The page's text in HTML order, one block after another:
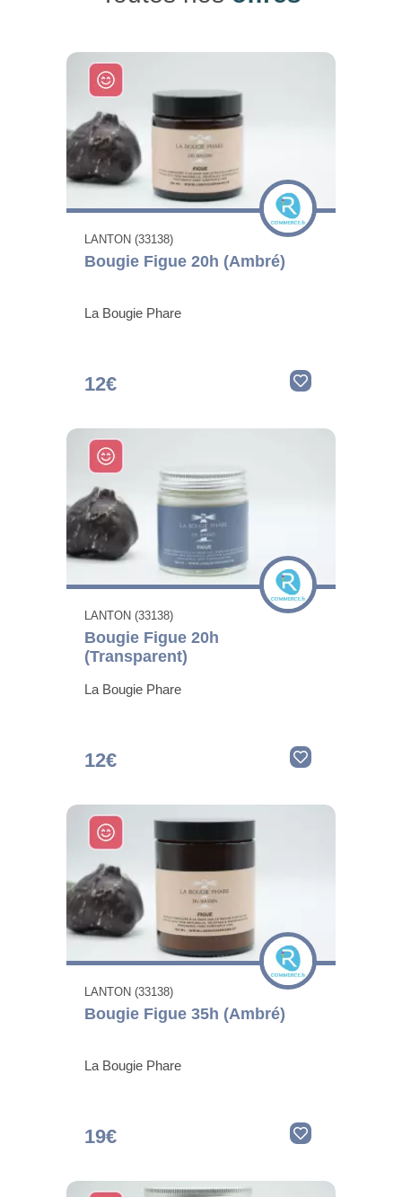
LANTON (33138)
Bougie Figue 20h (Ambré)
La Bougie Phare
12€
LANTON (33138)
Bougie Figue 20h
(Transparent)
La Bougie Phare
12€
LANTON (33138)
Bougie Figue 35h (Ambré)
La Bougie Phare
19€